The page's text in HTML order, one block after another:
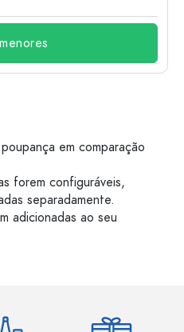
em comparação
forem configuráveis,
separadamente.
adicionadas ao seu